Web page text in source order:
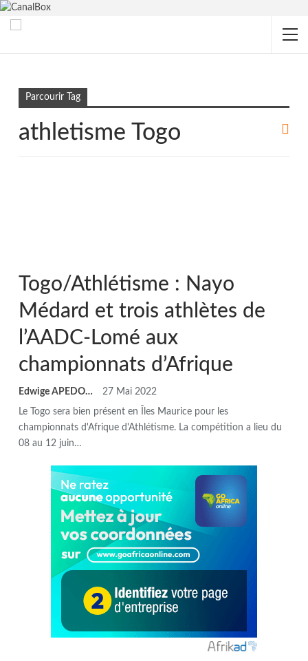
Parcourir Tag
athletisme Togo
Togo/Athlétisme : Nayo
Médard et trois athlètes de
l’AADC-Lomé aux
championnats d’Afrique
Edwige APEDO 27 Mai 2022
Le Togo sera bien présent en Îles Maurice pour les
championnats d'Afrique d'Athlétisme. La compétition a lieu du
08 au 12 juin…